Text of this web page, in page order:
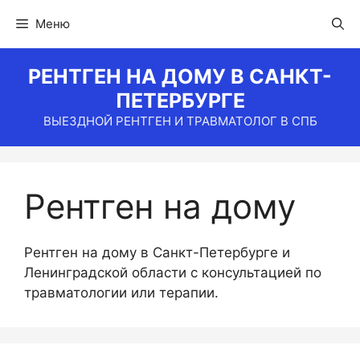
содержимому
Меню
РЕНТГЕН НА ДОМУ В САНКТ-
ПЕТЕРБУРГЕ
ВЫЕЗДНОЙ РЕНТГЕН И ТРАВМАТОЛОГ В СПБ
Рентген на дому
Рентген на дому в Санкт-Петербурге и
Ленинградской области с консультацией по
травматологии или терапии.